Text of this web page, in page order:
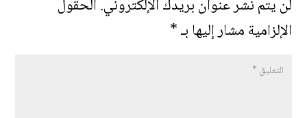
لن يتم نشر عنوان بريدك الإلكتروني.الحقول
الإلزامية مشار إليها بـ*